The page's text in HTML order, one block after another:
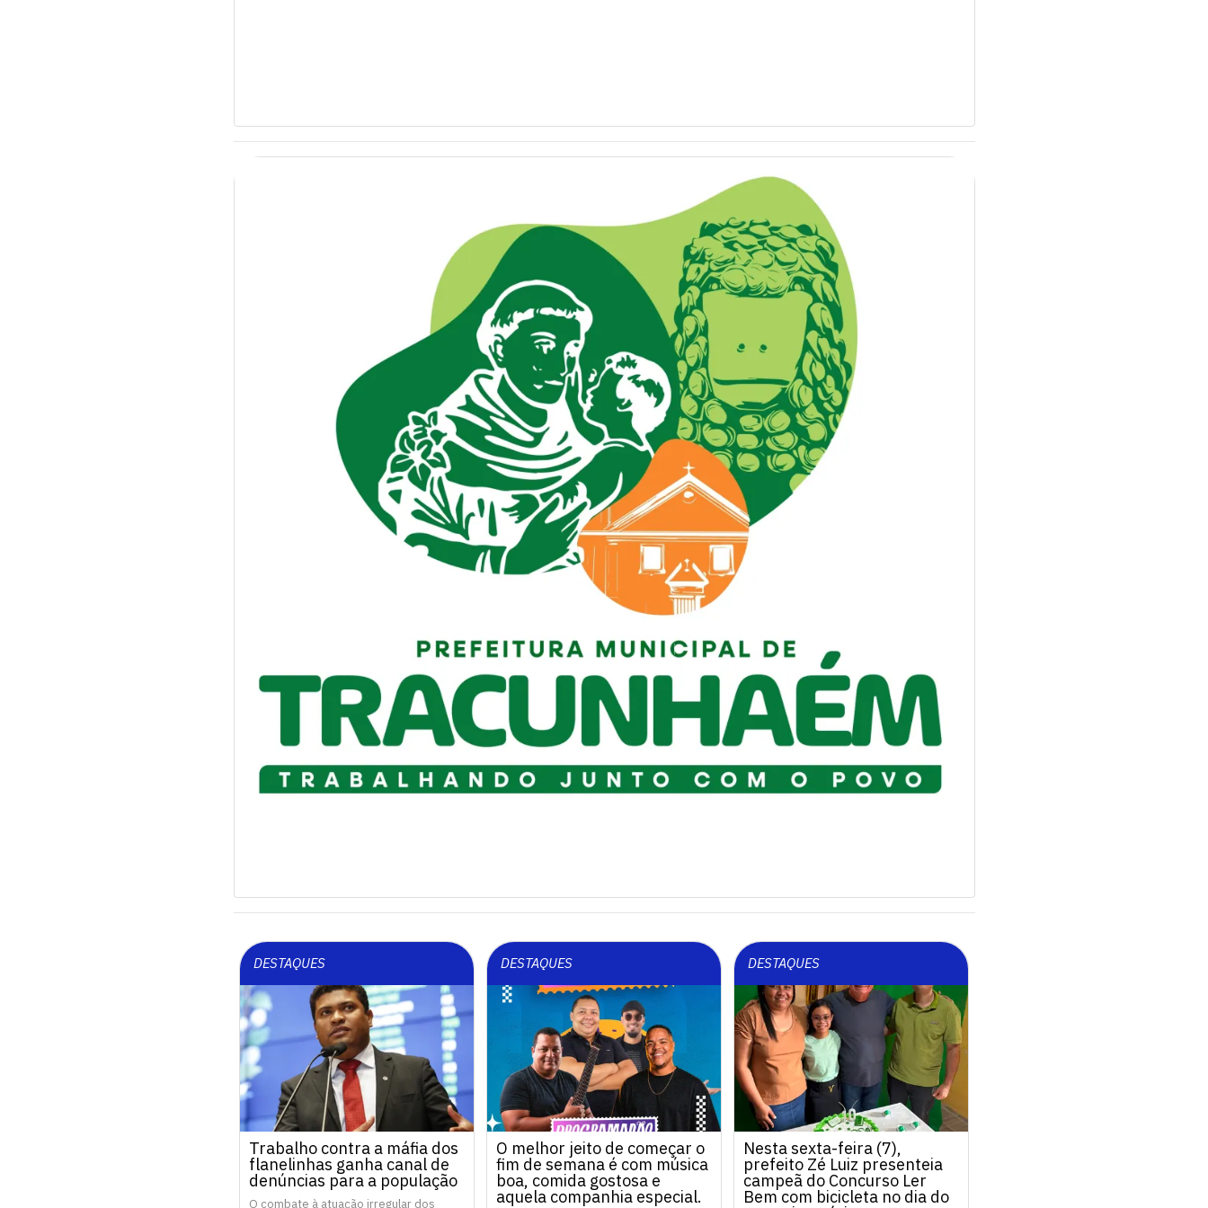
DESTAQUES
Trabalho contra a máfia dos
flanelinhas ganha canal de
denúncias para a população
O combate à atuação irregular dos
DESTAQUES
O melhor jeito de começar o
fim de semana é com música
boa, comida gostosa e
aquela companhia especial.
DESTAQUES
Nesta sexta-feira (7),
prefeito Zé Luiz presenteia
campeã do Concurso Ler
Bem com bicicleta no dia do